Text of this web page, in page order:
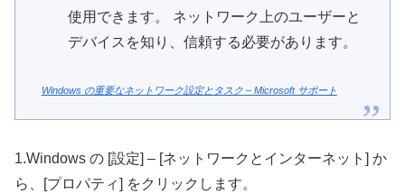
使用できます。 ネットワーク上のユーザーと
デバイスを知り、信頼する必要があります。
Windows の重要なネットワーク設定とタスク – Microsoft サポート
1.Windows の [設定] – [ネットワークとインターネット] か
ら、[プロパティ] をクリックします。